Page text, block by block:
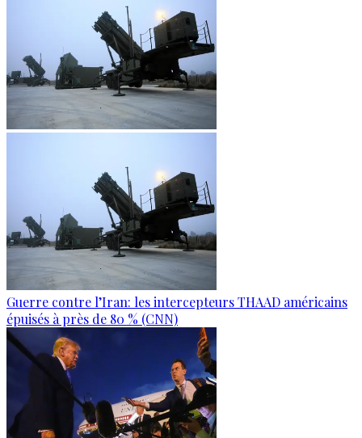
Guerre contre l’Iran: les intercepteurs THAAD américains
épuisés à près de 80 % (CNN)